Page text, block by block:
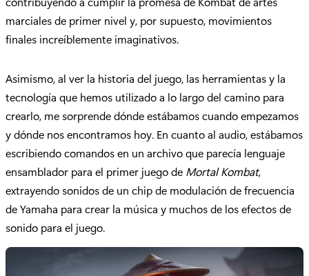
marciales de primer nivel y, por supuesto, movimientos
finales increíblemente imaginativos.
Asimismo, al ver la historia del juego, las herramientas y la
tecnología que hemos utilizado a lo largo del camino para
crearlo, me sorprende dónde estábamos cuando empezamos
y dónde nos encontramos hoy. En cuanto al audio, estábamos
escribiendo comandos en un archivo que parecía lenguaje
ensamblador para el primer juego de Mortal Kombat,
extrayendo sonidos de un chip de modulación de frecuencia
de Yamaha para crear la música y muchos de los efectos de
sonido para el juego.